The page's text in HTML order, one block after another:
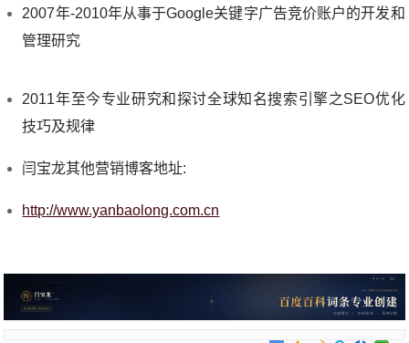
2007年-2010年从事于Google关键字广告竞价账户的开发和
管理研究
2011年至今专业研究和探讨全球知名搜索引擎之SEO优化
技巧及规律
闫宝龙其他营销博客地址:
http://www.yanbaolong.com.cn